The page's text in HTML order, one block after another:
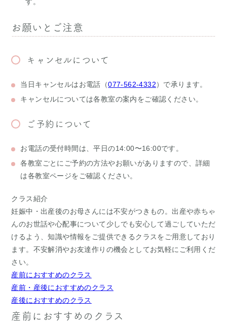
お願いとご注意
キャンセルについて
当日キャンセルはお電話（077-562-4332）で承ります。
キャンセルについては各教室の案内をご確認ください。
ご予約について
お電話の受付時間は、平日の14:00〜16:00です。
各教室ごとにご予約の方法やお願いがありますので、詳細
は各教室ページをご確認ください。
クラス紹介
妊娠中・出産後のお母さんには不安がつきもの。出産や赤ちゃ
んのお世話や心配事について少しでも安心して過ごしていただ
けるよう、知識や情報をご提供できるクラスをご用意しており
ます。不安解消やお友達作りの機会としてお気軽にご利用くだ
さい。
産前におすすめのクラス
産前・産後におすすめのクラス
産後におすすめのクラス
産前におすすめのクラス